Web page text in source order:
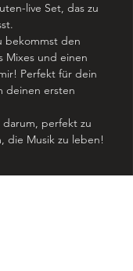
live Set, das zu
bekommst den
Mixes und einen
Perfekt für dein
deinen ersten
darum, perfekt zu
die Musik zu leben!